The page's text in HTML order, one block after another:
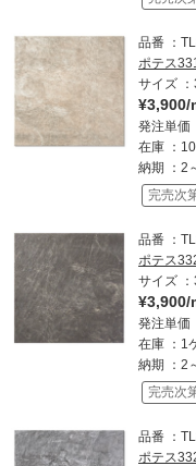
品番
ポテス
サイズ
¥3,900/
発注単価
在庫
納期
2
完売次
品番
ポテス
サイズ
¥3,900/
発注単価
在庫
1
納期
2
完売次
品番
ポテス